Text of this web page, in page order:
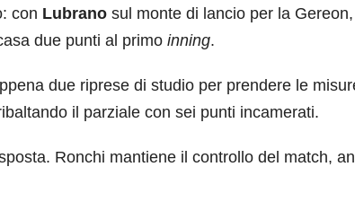
con Lubrano sul monte di lancio per la
due punti al primo inning.
due riprese di studio per prendere le
il parziale con sei punti incamerati.
Ronchi mantiene il controllo del match,